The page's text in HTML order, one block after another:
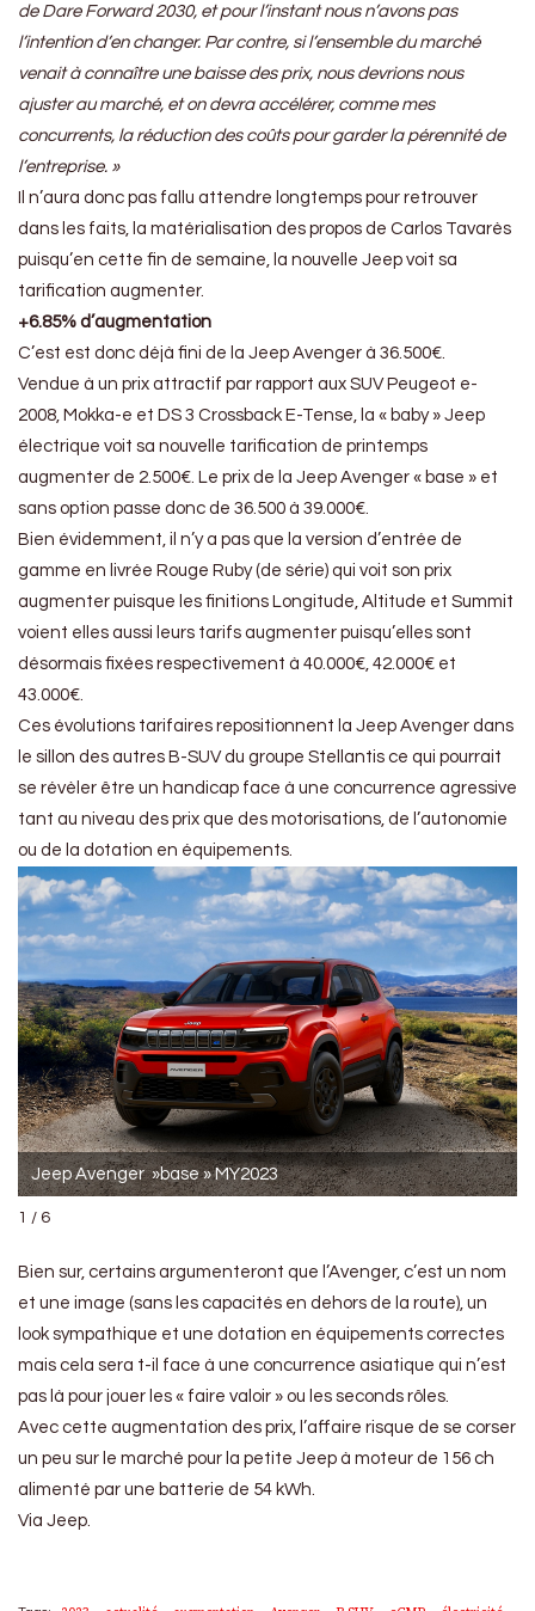
de Dare Forward 2030, et pour l’instant nous n’avons pas
l’intention d’en changer. Par contre, si l’ensemble du marché
venait à connaître une baisse des prix, nous devrions nous
ajuster au marché, et on devra accélérer, comme mes
concurrents, la réduction des coûts pour garder la pérennité de
l’entreprise. »
Il n’aura donc pas fallu attendre longtemps pour retrouver
dans les faits, la matérialisation des propos de Carlos Tavarès
puisqu’en cette fin de semaine, la nouvelle Jeep voit sa
tarification augmenter.
+6.85% d’augmentation
C’est est donc déjà fini de la Jeep Avenger à 36.500€.
Vendue à un prix attractif par rapport aux SUV Peugeot e-
2008, Mokka-e et DS 3 Crossback E-Tense, la « baby » Jeep
électrique voit sa nouvelle tarification de printemps
augmenter de 2.500€. Le prix de la Jeep Avenger « base » et
sans option passe donc de 36.500 à 39.000€.
Bien évidemment, il n’y a pas que la version d’entrée de
gamme en livrée Rouge Ruby (de série) qui voit son prix
augmenter puisque les finitions Longitude, Altitude et Summit
voient elles aussi leurs tarifs augmenter puisqu’elles sont
désormais fixées respectivement à 40.000€, 42.000€ et
43.000€.
Ces évolutions tarifaires repositionnent la Jeep Avenger dans
le sillon des autres B-SUV du groupe Stellantis ce qui pourrait
se révèler être un handicap face à une concurrence agressive
tant au niveau des prix que des motorisations, de l’autonomie
ou de la dotation en équipements.
Jeep Avenger »base » MY2023
1 / 6
Bien sur, certains argumenteront que l’Avenger, c’est un nom
et une image (sans les capacités en dehors de la route), un
look sympathique et une dotation en équipements correctes
mais cela sera t-il face à une concurrence asiatique qui n’est
pas là pour jouer les « faire valoir » ou les seconds rôles.
Avec cette augmentation des prix, l’affaire risque de se corser
un peu sur le marché pour la petite Jeep à moteur de 156 ch
alimenté par une batterie de 54 kWh.
Via Jeep.